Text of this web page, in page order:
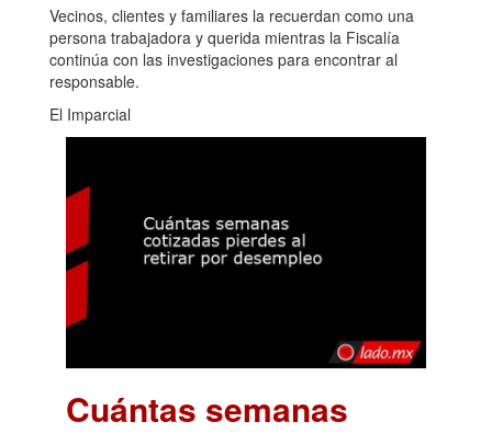
Vecinos, clientes y familiares la recuerdan como una
persona trabajadora y querida mientras la Fiscalía
continúa con las investigaciones para encontrar al
responsable.
El Imparcial
Cuántas semanas